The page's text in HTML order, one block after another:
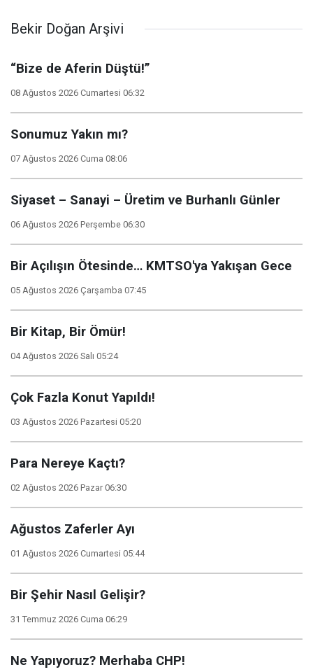
Bekir Doğan Arşivi
“Bize de Aferin Düştü!”
08 Ağustos 2026 Cumartesi 06:32
Sonumuz Yakın mı?
07 Ağustos 2026 Cuma 08:06
Siyaset – Sanayi – Üretim ve Burhanlı Günler
06 Ağustos 2026 Perşembe 06:30
Bir Açılışın Ötesinde… KMTSO'ya Yakışan Gece
05 Ağustos 2026 Çarşamba 07:45
Bir Kitap, Bir Ömür!
04 Ağustos 2026 Salı 05:24
Çok Fazla Konut Yapıldı!
03 Ağustos 2026 Pazartesi 05:20
Para Nereye Kaçtı?
02 Ağustos 2026 Pazar 06:30
Ağustos Zaferler Ayı
01 Ağustos 2026 Cumartesi 05:44
Bir Şehir Nasıl Gelişir?
31 Temmuz 2026 Cuma 06:29
Ne Yapıyoruz? Merhaba CHP!